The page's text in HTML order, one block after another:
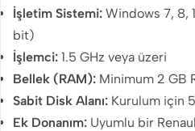
İşletim Sistemi: Windows 7, 8,
bit)
İşlemci: 1.5 GHz veya üzeri
Bellek (RAM): Minimum 2 GB
Sabit Disk Alanı: Kurulum için
Ek Donanım: Uyumlu bir